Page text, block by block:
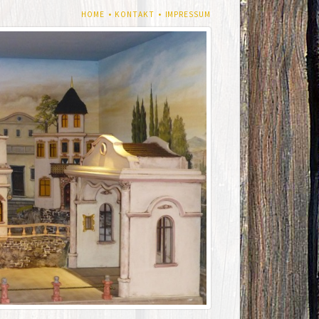
NAVIGATION
HOME KONTAKT IMPRESSUM